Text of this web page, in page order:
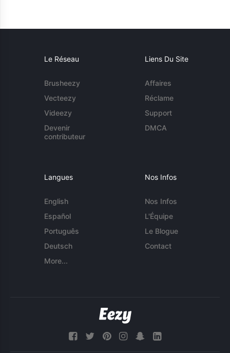
Le Réseau
Brusheezy
Vecteezy
Videezy
Devenir
contributeur
Liens Du Site
Affaires
Réclame
Support
DMCA
Langues
English
Español
Português
Deutsch
More...
Nos Infos
Nos Infos
L'Équipe
Le Blogue
Contact